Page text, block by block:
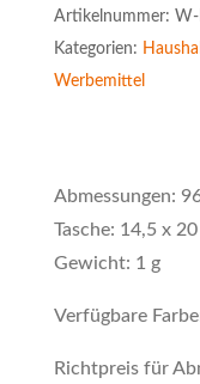
Artikelnummer:
Kategorien:
Werbemittel
Abmessungen:
Tasche: 14,5 x
Gewicht: 1 g
Verfügbare
Richtpreis für